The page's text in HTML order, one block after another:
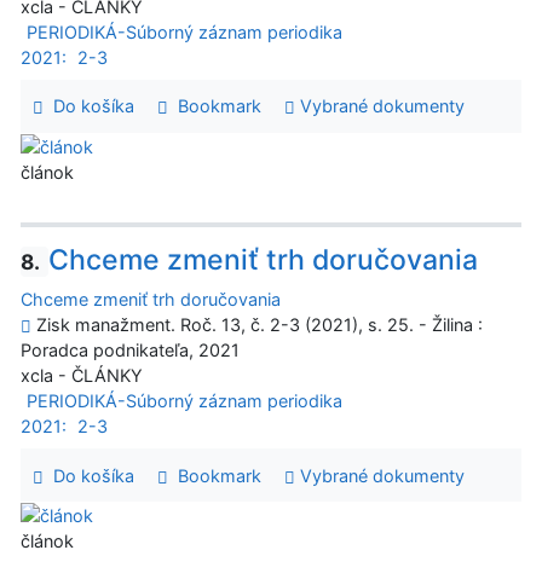
xcla - ČLÁNKY
PERIODIKÁ-Súborný záznam periodika
2021:
2-3
Do košíka Bookmark Vybrané dokumenty
článok
8. Chceme zmeniť trh doručovania
Chceme zmeniť trh doručovania
Zisk manažment. Roč. 13, č. 2-3 (2021), s. 25. - Žilina :
Poradca podnikateľa, 2021
xcla - ČLÁNKY
PERIODIKÁ-Súborný záznam periodika
2021:
2-3
Do košíka Bookmark Vybrané dokumenty
článok